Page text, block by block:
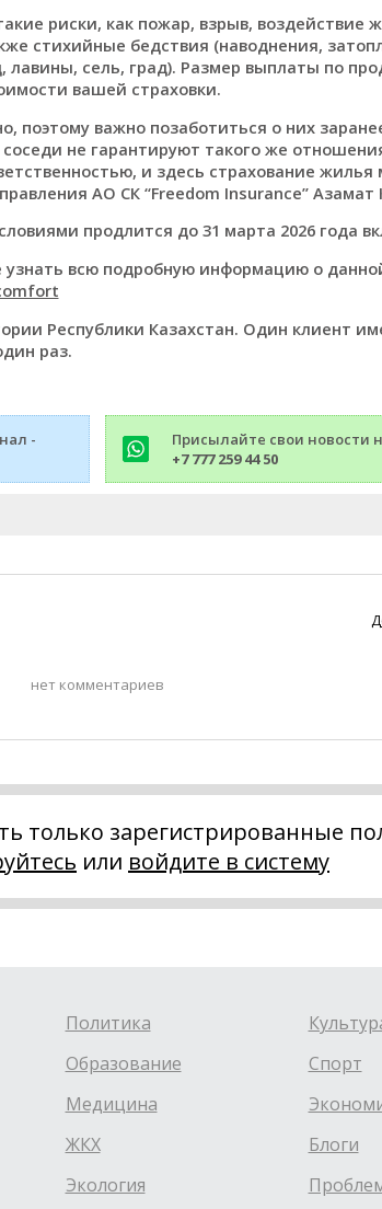
риски, как пожар, взрыв, воздействие
стихийные бедствия (наводнения,
лавины, сель, град). Размер выплаты по
вашей страховки.
поэтому важно позаботиться о них
не гарантируют такого же
и здесь страхование жилья
АО СК “Freedom Insurance” Азамат
продлится до 31 марта 2026 года
узнать всю подробную информацию о
Республики Казахстан. Один клиент
раз.
-
Присылайте свои новости
+7 777 259 44 50
нет комментариев
только зарегистрированные
или войдите в систему
Политика
Образование
Медицина
ЖКХ
Экология
Спорт
Блоги